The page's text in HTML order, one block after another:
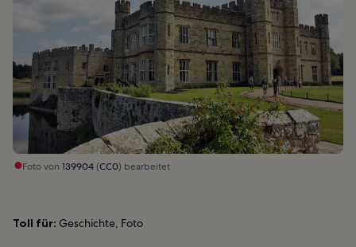
Foto von 139904(CC0) bearbeitet
Toll für: Geschichte, Foto